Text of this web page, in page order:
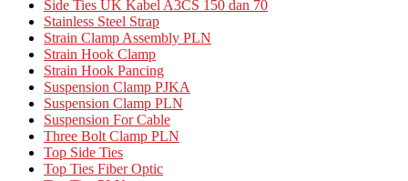
Side Ties UK Kabel A3CS 150 dan 70
Stainless Steel Strap
Strain Clamp Assembly PLN
Strain Hook Clamp
Strain Hook Pancing
Suspension Clamp PJKA
Suspension Clamp PLN
Suspension For Cable
Three Bolt Clamp PLN
Top Side Ties
Top Ties Fiber Optic